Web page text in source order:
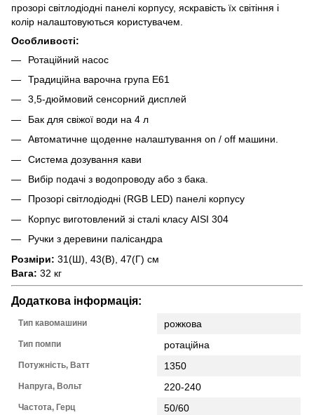
прозорі світлодіодні панелі корпусу, яскравість їх світіння і
колір налаштовуються користувачем.
Особливості:
Ротаційний насос
Традиційна варочна група Е61
3,5-дюймовий сенсорний дисплей
Бак для свіжої води на 4 л
Автоматичне щоденне налаштування on / off машини.
Система дозування кави
Вибір подачі з водопроводу або з бака.
Прозорі світлодіодні (RGB LED) панелі корпусу
Корпус виготовлений зі сталі класу AISI 304
Ручки з деревини палісандра
Розміри: 31(Ш), 43(В), 47(Г) см
Вага: 32 кг
Додаткова інформація:
Тип кавомашини рожкова
Тип помпи ротаційна
Потужність, Ватт 1350
Напруга, Вольт 220-240
Частота, Герц 50/60